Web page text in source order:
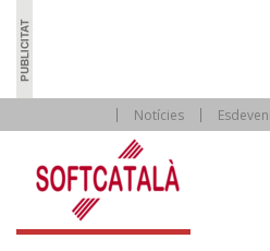
Notícies